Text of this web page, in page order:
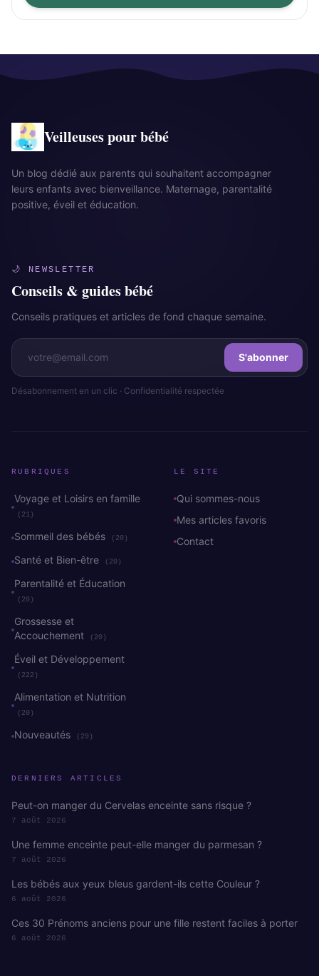
Veilleuses pour bébé
Un blog dédié aux parents qui souhaitent accompagner
leurs enfants avec bienveillance. Maternage, parentalité
positive, éveil et éducation.
🌙 NEWSLETTER
Conseils & guides bébé
Conseils pratiques et articles de fond chaque semaine.
S'abonner
Désabonnement en un clic · Confidentialité respectée
RUBRIQUES
Voyage et Loisirs en famille
(21)
Sommeil des bébés (20)
Santé et Bien-être (20)
Parentalité et Éducation
(20)
Grossesse et
Accouchement
(20)
Éveil et Développement
(222)
Alimentation et Nutrition
(20)
Nouveautés (29)
LE SITE
Qui sommes-nous
Mes articles favoris
Contact
DERNIERS ARTICLES
Peut-on manger du Cervelas enceinte sans risque ?
7 août 2026
Une femme enceinte peut-elle manger du parmesan ?
7 août 2026
Les bébés aux yeux bleus gardent-ils cette Couleur ?
6 août 2026
Ces 30 Prénoms anciens pour une fille restent faciles à porter
6 août 2026